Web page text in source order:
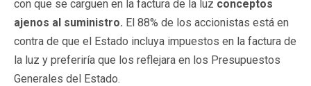
con que se carguen en la factura de la luz conceptos
ajenos al suministro. El 88% de los accionistas está en
contra de que el Estado incluya impuestos en la factura de
la luz y preferiría que los reflejara en los Presupuestos
Generales del Estado.